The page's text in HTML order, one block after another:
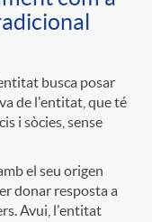
busca posar
de l'entitat, que té
i sòcies, sense
el seu origen
donar resposta a
Avui, l'entitat